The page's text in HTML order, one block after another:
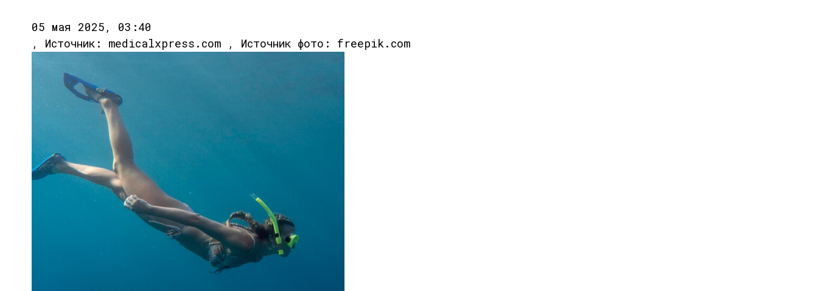
05 мая 2025, 03:40
, Источник: medicalxpress.com , Источник фото: freepik.com